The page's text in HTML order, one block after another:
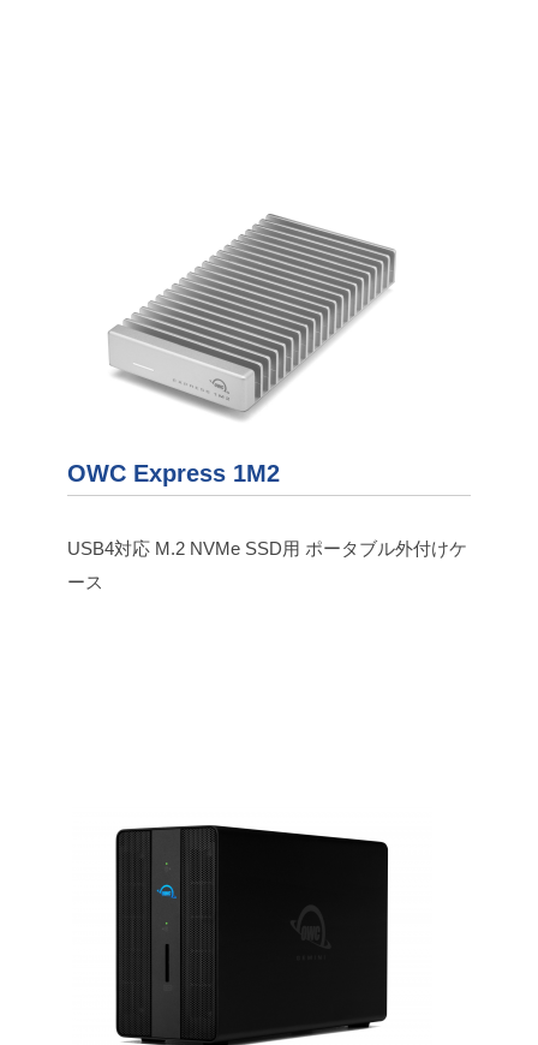
OWC Express 1M2
USB4対応 M.2 NVMe SSD用 ポータブル外付けケ
ース